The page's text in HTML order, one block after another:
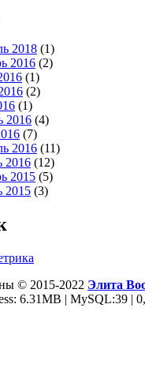
2018 (1)
2016 (2)
(1)
(2)
(1)
2016 (4)
(7)
2016 (11)
2016 (12)
2015 (5)
2015 (3)
© 2015-2022 Элита
6.31MB | MySQL:39 |